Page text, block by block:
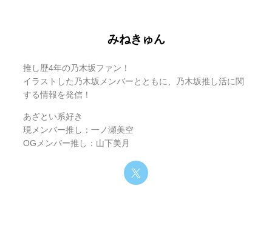
乃木坂46・6期生の曲一覧｜センター抜
擢やライブ、「乃木坂スター誕生！」で
の活躍
ーやライブ、「乃木坂スター誕生！」で
の披露は？
続いて、6期生メンバーのソロ曲についてです。
乃木坂46・6期生がセンターのその他曲
一覧｜ライブや「乃木坂スター誕生！」
で披露された特別な曲
6期生が昭和・平成のヒットソングに挑戦する番組「乃木坂
スター誕生！SIX」。
この番組で披露された楽曲は、来る「乃木坂スター誕生！
SIX Live」でもパフォーマンスされる可能性が高いです。
どのメンバーがどの曲を歌ったのか、ソロやユニット、セン
ター曲などを把握しておくと、ライブをより深く楽しめま
みねきゅん
推し歴4年の乃木坂ファン！
イラストした乃木坂メンバーとともに、乃木坂推し活に関
する情報を発信！
あざとい系好き
現メンバー推し：一ノ瀬美空
OGメンバー推し：山下美月